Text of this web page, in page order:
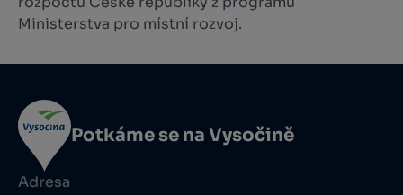
Ministerstva pro místní rozvoj.
Potkáme se na Vysočině
Adresa